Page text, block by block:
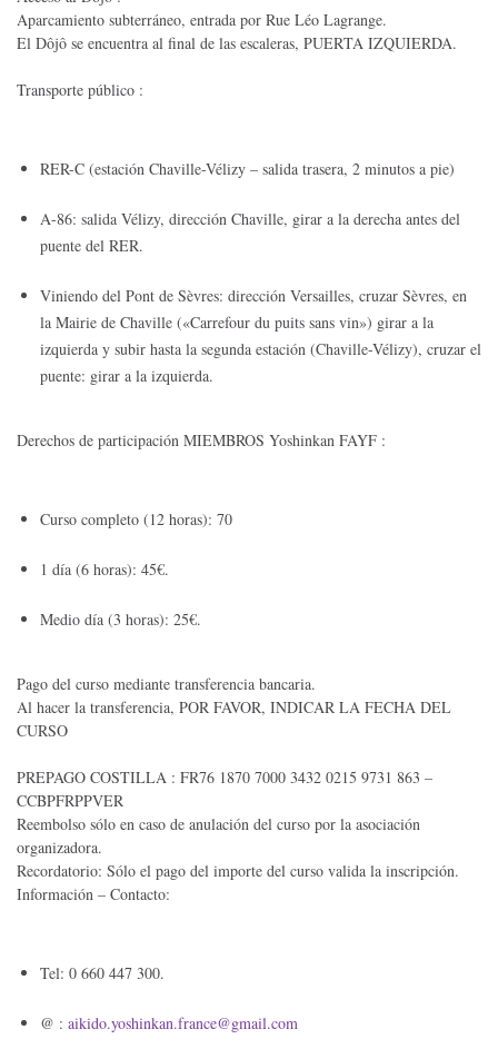
Aparcamiento subterráneo, entrada por Rue Léo Lagrange.
El Dôjô se encuentra al final de las escaleras, PUERTA IZQUIERDA.
Transporte público :
RER-C (estación Chaville-Vélizy – salida trasera, 2 minutos a pie)
A-86: salida Vélizy, dirección Chaville, girar a la derecha antes del
puente del RER.
Viniendo del Pont de Sèvres: dirección Versailles, cruzar Sèvres, en
la Mairie de Chaville («Carrefour du puits sans vin») girar a la
izquierda y subir hasta la segunda estación (Chaville-Vélizy), cruzar el
puente: girar a la izquierda.
Derechos de participación MIEMBROS Yoshinkan FAYF :
Curso completo (12 horas): 70
1 día (6 horas): 45€.
Medio día (3 horas): 25€.
Pago del curso mediante transferencia bancaria.
Al hacer la transferencia, POR FAVOR, INDICAR LA FECHA DEL
CURSO
PREPAGO COSTILLA : FR76 1870 7000 3432 0215 9731 863 –
CCBPFRPPVER
Reembolso sólo en caso de anulación del curso por la asociación
organizadora.
Recordatorio: Sólo el pago del importe del curso valida la inscripción.
Información – Contacto:
Tel: 0 660 447 300.
@ : aikido.yoshinkan.france@gmail.com